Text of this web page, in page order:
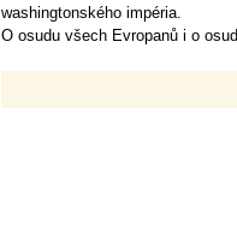
washingtonského impéria.
O osudu všech Evropanů i o